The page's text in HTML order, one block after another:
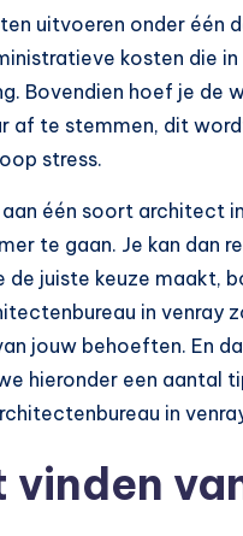
uitvoeren onder één
kosten die
Bovendien hoef je de
af te stemmen, dit
stress.
één soort architect
te gaan. Je kan dan
de juiste keuze maakt,
in venray
jouw behoeften. En
hieronder een aantal
in
vinden